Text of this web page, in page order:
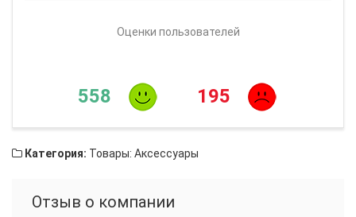
Оценки пользователей
558 195
Категория: Товары: Аксессуары
Отзыв о компании